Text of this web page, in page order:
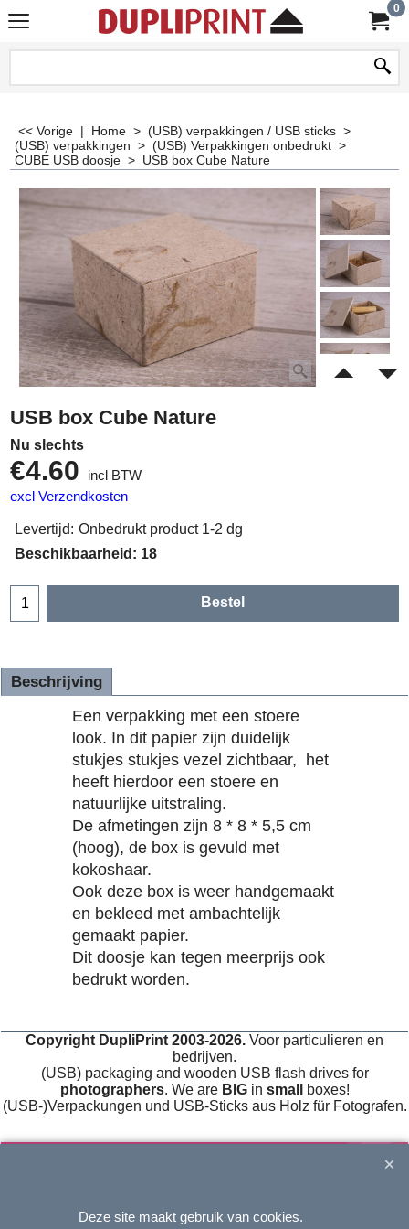
0
<< Vorige | Home > (USB) verpakkingen / USB sticks >
(USB) verpakkingen > (USB) Verpakkingen onbedrukt >
CUBE USB doosje > USB box Cube Nature
USB box Cube Nature
Nu slechts
€4.60
incl BTW
excl Verzendkosten
Levertijd: Onbedrukt product 1-2 dg
Beschikbaarheid : 18
Bestel
Beschrijving
Een verpakking met een stoere
look. In dit papier zijn duidelijk
stukjes stukjes vezel zichtbaar, het
heeft hierdoor een stoere en
natuurlijke uitstraling.
De afmetingen zijn 8 * 8 * 5,5 cm
(hoog), de box is gevuld met
kokoshaar.
Ook deze box is weer handgemaakt
en bekleed met ambachtelijk
gemaakt papier.
Dit doosje kan tegen meerprijs ook
bedrukt worden.
Copyright DupliPrint 2003-2026. Voor particulieren en
bedrijven.
(USB) packaging and wooden USB flash drives for
photographers. We are BIGin small
boxes!
(USB-)Verpackungen und USB-Sticks aus Holz für Fotografen.
Deze site maakt gebruik van cookies.